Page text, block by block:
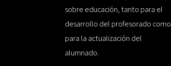
sobre educación, tanto para el
desarrollo del profesorado como
para la actualización del
alumnado.